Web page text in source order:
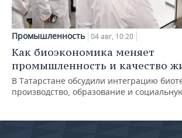
Промышленность 04 авг, 10:20
Как биоэкономика меняет
промышленность и качество
В Татарстане обсудили интеграцию
производство, образование и